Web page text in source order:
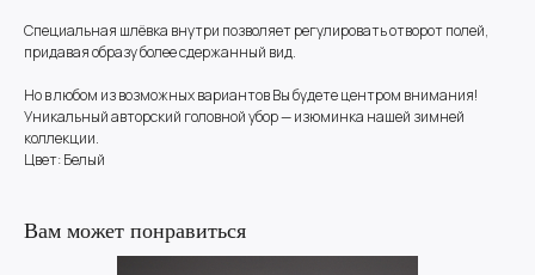
Специальная шлёвка внутри позволяет регулировать отворот полей,
придавая образу более сдержанный вид.
Но в любом из возможных вариантов Вы будете центром внимания!
Уникальный авторский головной убор — изюминка нашей зимней
коллекции.
Цвет: Белый
Вам может понравиться